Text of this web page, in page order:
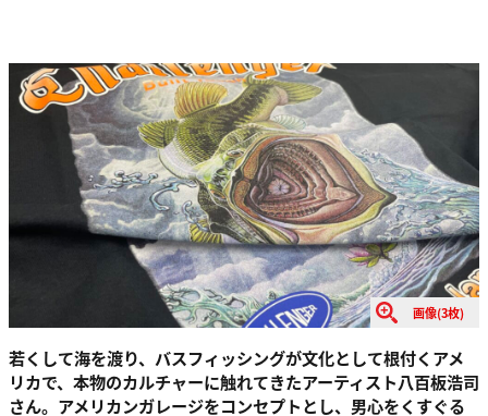
画像(3枚)
若くして海を渡り、バスフィッシングが文化として根付くアメ
リカで、本物のカルチャーに触れてきたアーティスト八百板浩司
さん。アメリカンガレージをコンセプトとし、男心をくすぐる